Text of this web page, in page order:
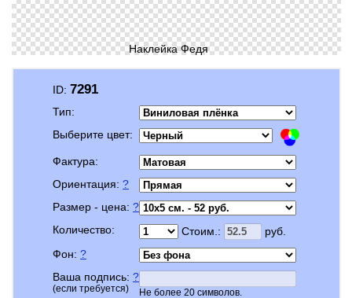
Наклейка Федя
ID: 7291
Тип:
Выберите цвет:
Фактура:
Ориентация: ?
Размер - цена: ?
Количество:
Стоим.:
руб.
Фон: ?
Ваша подпись: ?
(если требуется) Не более 20 символов.